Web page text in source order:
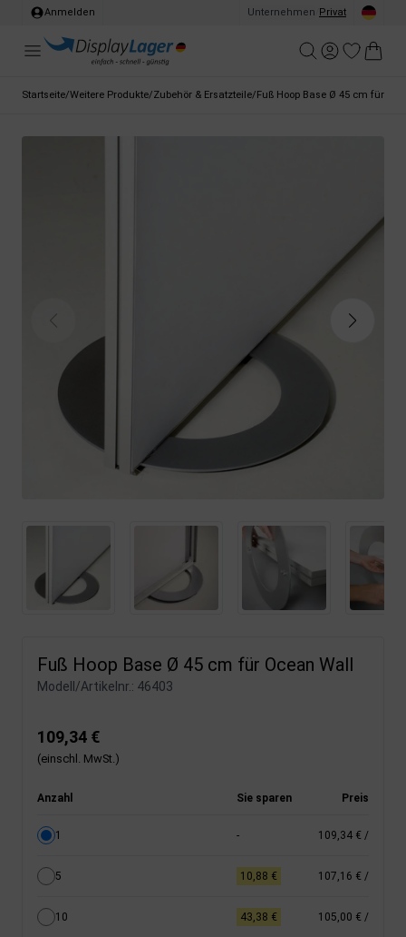
Anmelden Unternehmen Privat
Startseite/Weitere Produkte/Zubehör & Ersatzteile/Fuß Hoop Base Ø 45 cm für
Fuß Hoop Base Ø 45 cm für Ocean Wall
Modell/Artikelnr.: 46403
109,34 €
(einschl. MwSt.)
Anzahl Sie sparen Preis
1 - 109,34 € /
5 10,88 € 107,16 € /
10 43,38 € 105,00 € /